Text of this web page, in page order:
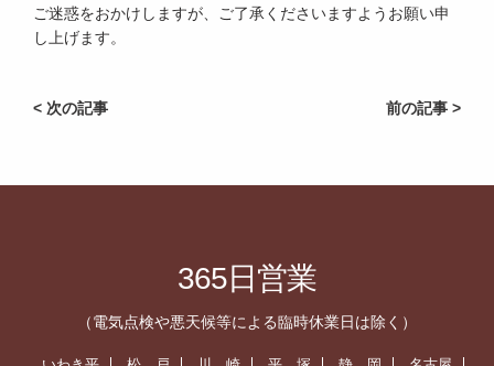
ご迷惑をおかけしますが、ご了承くださいますようお願い申
し上げます。
前の記事 >
< 次の記事
365日営業
（電気点検や悪天候等による臨時休業日は除く）